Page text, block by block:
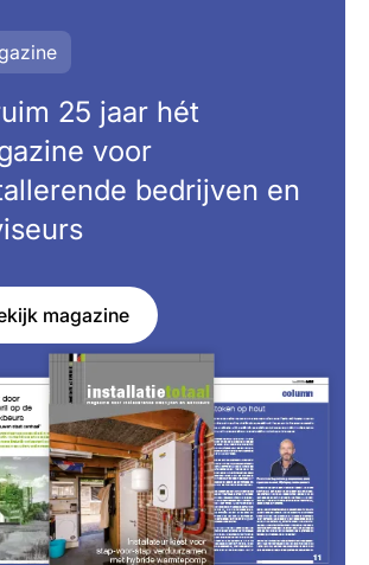
25 jaar hét
voor
bedrijven en
magazine